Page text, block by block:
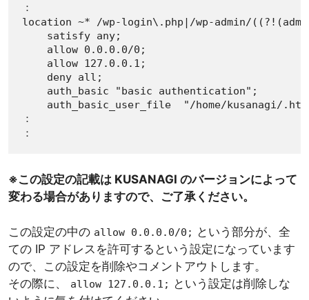
：
location ~* /wp-login\.php|/wp-admin/
    satisfy any;
    allow 0.0.0.0/0;
    allow 127.0.0.1;
    deny all;
    auth_basic "basic authentication";
auth_basic_user_file  "/home/kusanagi/
：
：
※この設定の記載は KUSANAGI のバージョンによって
変わる場合がありますので、ご了承ください。
この設定の中の allow 0.0.0.0/0;
という部分が、全
ての IP アドレスを許可するという設定になっています
ので、この設定を削除やコメントアウトします。
その際に、
allow 127.0.0.1;
という設定は削除しな